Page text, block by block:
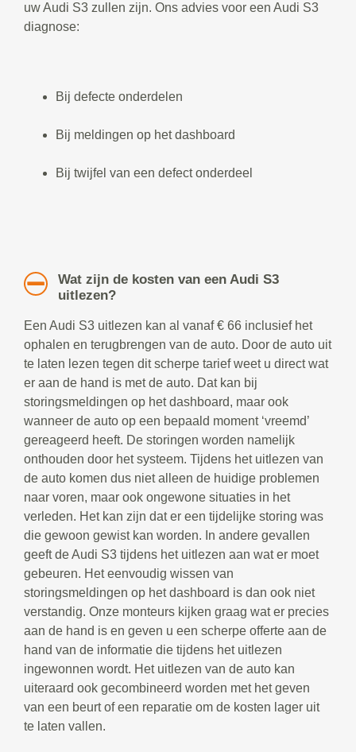
uw Audi S3 zullen zijn. Ons advies voor een Audi S3
diagnose:
Bij defecte onderdelen
Bij meldingen op het dashboard
Bij twijfel van een defect onderdeel
Wat zijn de kosten van een Audi S3
uitlezen?
Een Audi S3 uitlezen kan al vanaf € 66 inclusief het
ophalen en terugbrengen van de auto. Door de auto uit
te laten lezen tegen dit scherpe tarief weet u direct wat
er aan de hand is met de auto. Dat kan bij
storingsmeldingen op het dashboard, maar ook
wanneer de auto op een bepaald moment ‘vreemd’
gereageerd heeft. De storingen worden namelijk
onthouden door het systeem. Tijdens het uitlezen van
de auto komen dus niet alleen de huidige problemen
naar voren, maar ook ongewone situaties in het
verleden. Het kan zijn dat er een tijdelijke storing was
die gewoon gewist kan worden. In andere gevallen
geeft de Audi S3 tijdens het uitlezen aan wat er moet
gebeuren. Het eenvoudig wissen van
storingsmeldingen op het dashboard is dan ook niet
verstandig. Onze monteurs kijken graag wat er precies
aan de hand is en geven u een scherpe offerte aan de
hand van de informatie die tijdens het uitlezen
ingewonnen wordt. Het uitlezen van de auto kan
uiteraard ook gecombineerd worden met het geven
van een beurt of een reparatie om de kosten lager uit
te laten vallen.